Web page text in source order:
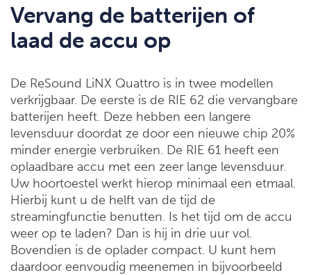
Vervang de batterijen of
laad de accu op
De ReSound LiNX Quattro is in twee modellen
verkrijgbaar. De eerste is de RIE 62 die vervangbare
batterijen heeft. Deze hebben een langere
levensduur doordat ze door een nieuwe chip 20%
minder energie verbruiken. De RIE 61 heeft een
oplaadbare accu met een zeer lange levensduur.
Uw hoortoestel werkt hierop minimaal een etmaal.
Hierbij kunt u de helft van de tijd de
streamingfunctie benutten. Is het tijd om de accu
weer op te laden? Dan is hij in drie uur vol.
Bovendien is de oplader compact. U kunt hem
daardoor eenvoudig meenemen in bijvoorbeeld